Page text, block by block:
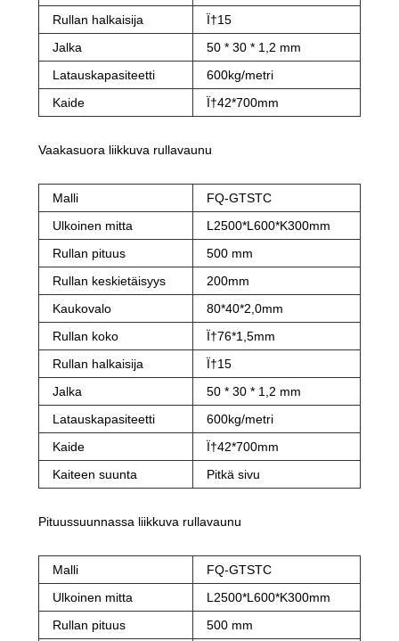
Rullan halkaisija
Ï†15
Jalka
50 * 30 * 1,2 mm
Latauskapasiteetti
600kg/metri
Kaide
Ï†42*700mm
Vaakasuora liikkuva rullavaunu
Malli
FQ-GTSTC
Ulkoinen mitta
L2500*L600*K300mm
Rullan pituus
500 mm
Rullan keskietäisyys
200mm
Kaukovalo
80*40*2,0mm
Rullan koko
Ï†76*1,5mm
Rullan halkaisija
Ï†15
Jalka
50 * 30 * 1,2 mm
Latauskapasiteetti
600kg/metri
Kaide
Ï†42*700mm
Kaiteen suunta
Pitkä sivu
Pituussuunnassa liikkuva rullavaunu
Malli
FQ-GTSTC
Ulkoinen mitta
L2500*L600*K300mm
Rullan pituus
500 mm